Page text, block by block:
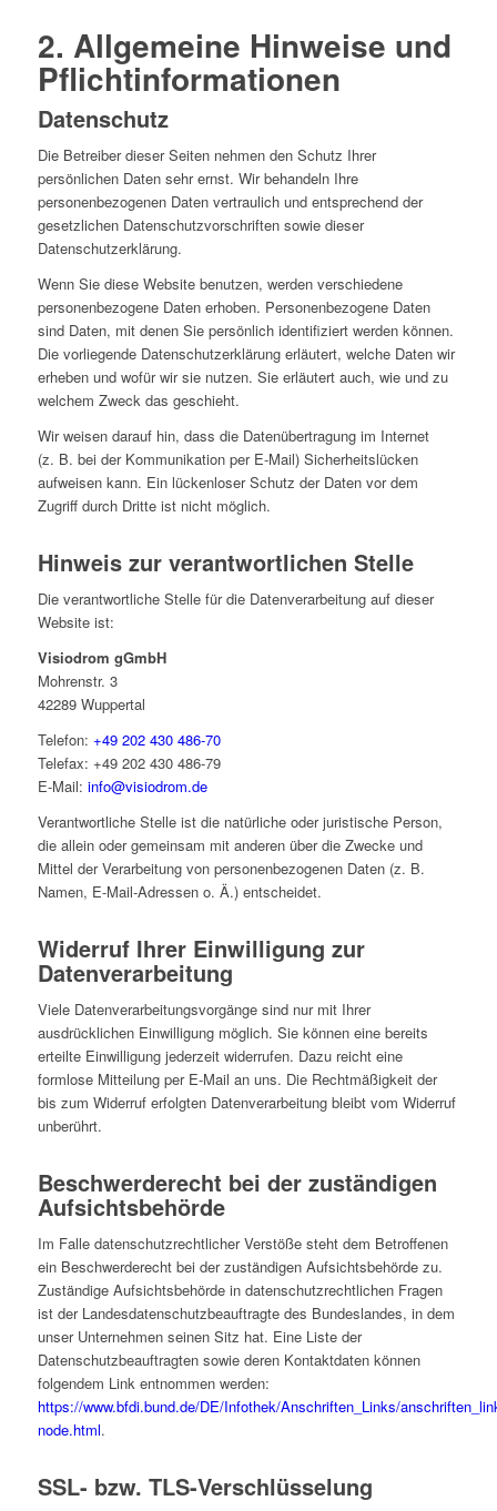
2. Allgemeine Hinweise und
Pflichtinformationen
Datenschutz
Die Betreiber dieser Seiten nehmen den Schutz Ihrer
persönlichen Daten sehr ernst. Wir behandeln Ihre
personenbezogenen Daten vertraulich und entsprechend der
gesetzlichen Datenschutzvorschriften sowie dieser
Datenschutzerklärung.
Wenn Sie diese Website benutzen, werden verschiedene
personenbezogene Daten erhoben. Personenbezogene Daten
sind Daten, mit denen Sie persönlich identifiziert werden können.
Die vorliegende Datenschutzerklärung erläutert, welche Daten wir
erheben und wofür wir sie nutzen. Sie erläutert auch, wie und zu
welchem Zweck das geschieht.
Wir weisen darauf hin, dass die Datenübertragung im Internet
(z. B. bei der Kommunikation per E-Mail) Sicherheitslücken
aufweisen kann. Ein lückenloser Schutz der Daten vor dem
Zugriff durch Dritte ist nicht möglich.
Hinweis zur verantwortlichen Stelle
Die verantwortliche Stelle für die Datenverarbeitung auf dieser
Website ist:
Visiodrom gGmbH
Mohrenstr. 3
42289 Wuppertal
Telefon: +49 202 430 486-70
Telefax: +49 202 430 486-79
E-Mail: info@visiodrom.de
Verantwortliche Stelle ist die natürliche oder juristische Person,
die allein oder gemeinsam mit anderen über die Zwecke und
Mittel der Verarbeitung von personenbezogenen Daten (z. B.
Namen, E-Mail-Adressen o. Ä.) entscheidet.
Widerruf Ihrer Einwilligung zur
Datenverarbeitung
Viele Datenverarbeitungsvorgänge sind nur mit Ihrer
ausdrücklichen Einwilligung möglich. Sie können eine bereits
erteilte Einwilligung jederzeit widerrufen. Dazu reicht eine
formlose Mitteilung per E-Mail an uns. Die Rechtmäßigkeit der
bis zum Widerruf erfolgten Datenverarbeitung bleibt vom Widerruf
unberührt.
Beschwerderecht bei der zuständigen
Aufsichtsbehörde
Im Falle datenschutzrechtlicher Verstöße steht dem Betroffenen
ein Beschwerderecht bei der zuständigen Aufsichtsbehörde zu.
Zuständige Aufsichtsbehörde in datenschutzrechtlichen Fragen
ist der Landesdatenschutzbeauftragte des Bundeslandes, in dem
unser Unternehmen seinen Sitz hat. Eine Liste der
Datenschutzbeauftragten sowie deren Kontaktdaten können
folgendem Link entnommen werden:
https://www.bfdi.bund.de/DE/Infothek/Anschriften_Links/
node.html.
SSL- bzw. TLS-Verschlüsselung